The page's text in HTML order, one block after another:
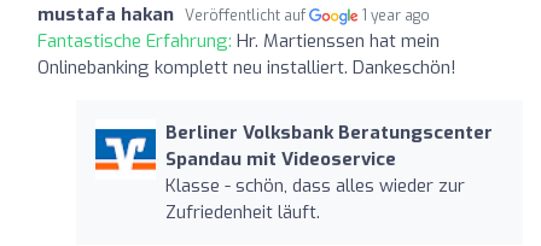
mustafa hakan Veröffentlicht auf 1 year ago
Fantastische Erfahrung: Hr. Martienssen hat mein
Onlinebanking komplett neu installiert. Dankeschön!
Berliner Volksbank Beratungscenter
Spandau mit Videoservice
Klasse - schön, dass alles wieder zur
Zufriedenheit läuft.